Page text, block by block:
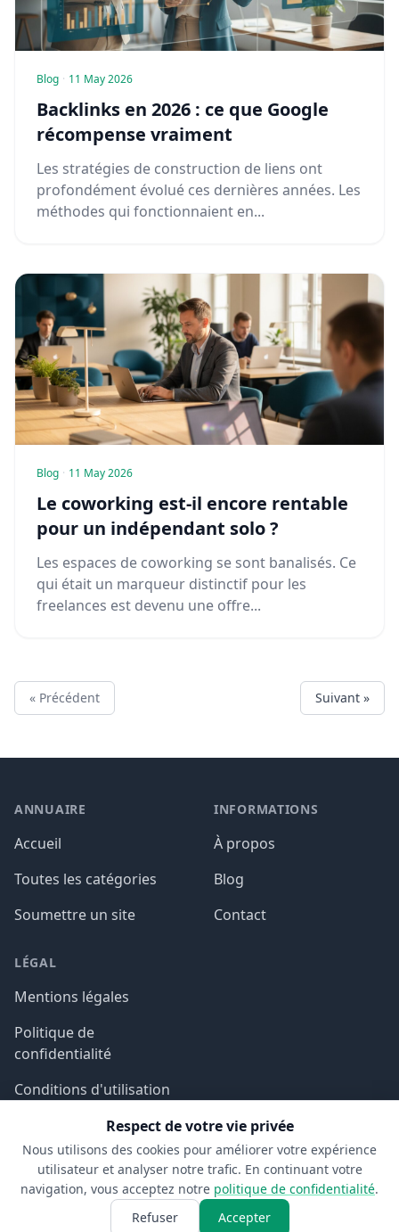
Blog · 11 May 2026
Backlinks en 2026 : ce que Google
récompense vraiment
Les stratégies de construction de liens ont
profondément évolué ces dernières années. Les
méthodes qui fonctionnaient en...
Blog · 11 May 2026
Le coworking est-il encore rentable
pour un indépendant solo ?
Les espaces de coworking se sont banalisés. Ce
qui était un marqueur distinctif pour les
freelances est devenu une offre...
« Précédent Suivant »
ANNUAIRE
Accueil
Toutes les catégories
Soumettre un site
INFORMATIONS
À propos
Blog
Contact
LÉGAL
Mentions légales
Politique de
confidentialité
Conditions d'utilisation
© 2026 Aspect SDM. Tous droits réservés.
Respect de votre vie privée
Nous utilisons des cookies pour améliorer votre expérience
utilisateur et analyser notre trafic. En continuant votre
navigation, vous acceptez notre politique de confidentialité.
Refuser
Accepter